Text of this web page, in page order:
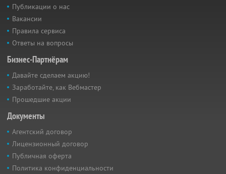
Публикации о нас
Вакансии
Правила сервиса
Ответы на вопросы
Бизнес-Партнёрам
Давайте сделаем акцию!
Заработайте, как Вебмастер
Прошедшие акции
Документы
Агентский договор
Лицензионный договор
Публичная оферта
Политика конфиденциальности